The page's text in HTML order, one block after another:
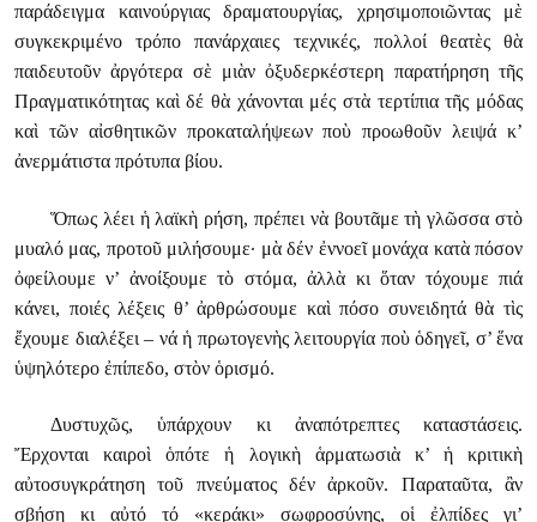
παράδειγμα καινούργιας δραματουργίας, χρησιμοποιῶντας μὲ
συγκεκριμένο τρόπο πανάρχαιες τεχνικές, πολλοί θεατὲς θὰ
παιδευτοῦν ἀργότερα σὲ μιὰν ὀξυδερκέστερη παρατήρηση τῆς
Πραγματικότητας καὶ δέ θὰ χάνονται μές στὰ τερτίπια τῆς μόδας
καὶ τῶν αἰσθητικῶν προκαταλήψεων ποὺ προωθοῦν λειψά κ’
ἀνερμάτιστα πρότυπα βίου.
Ὅπως λέει ἡ λαϊκὴ ρήση, πρέπει νὰ βουτᾶμε τὴ γλῶσσα στὸ
μυαλό μας, προτοῦ μιλήσουμε· μὰ δέν ἐννοεῖ μονάχα κατὰ πόσον
ὀφείλουμε ν’ ἀνοίξουμε τὸ στόμα, ἀλλὰ κι ὅταν τόχουμε πιά
κάνει, ποιές λέξεις θ’ ἀρθρώσουμε καὶ πόσο συνειδητά θὰ τὶς
ἔχουμε διαλέξει – νά ἡ πρωτογενὴς λειτουργία ποὺ ὁδηγεῖ, σ’ ἕνα
ὑψηλότερο ἐπίπεδο, στὸν ὁρισμό.
Δυστυχῶς, ὑπάρχουν κι ἀναπότρεπτες καταστάσεις.
Ἔρχονται καιροὶ ὁπότε ἡ λογικὴ ἁρματωσιὰ κ’ ἡ κριτικὴ
αὐτοσυγκράτηση τοῦ πνεύματος δέν ἀρκοῦν. Παραταῦτα, ἂν
σβήσῃ κι αὐτό τό «κεράκι» σωφροσύνης, οἱ ἐλπίδες γι’